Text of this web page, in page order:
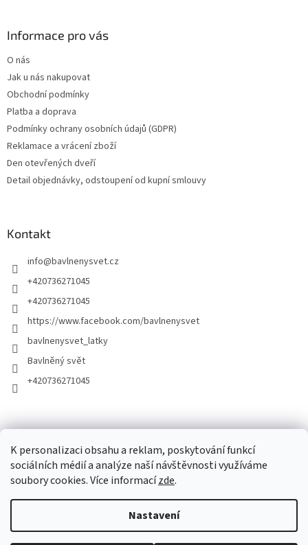
K personalizaci obsahu a reklam, poskytování funkcí
sociálních médií a analýze naší návštěvnosti využíváme
soubory cookies. Více informacízde.
Nastavení
Informace pro vás
O nás
Jak u nás nakupovat
Obchodní podmínky
Platba a doprava
Podmínky ochrany osobních údajů (GDPR)
Reklamace a vrácení zboží
Den otevřených dveří
Detail objednávky, odstoupení od kupní smlouvy
Kontakt
info@bavlnenysvet.cz
+420736271045
+420736271045
https://www.facebook.com/bavlnenysvet
bavlnenysvet_latky
Bavlněný svět
+420736271045
Copyright 2026Bavlněný Svět. Všechna práva vyhrazena.Upravit